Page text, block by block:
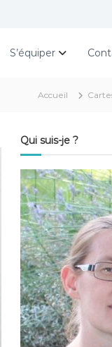
S’équiper
Accueil
Qui suis-je ?